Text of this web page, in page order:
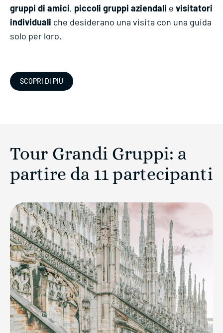
gruppi di amici, piccoli gruppi aziendali e visitatori
individuali che desiderano una visita con una guida
solo per loro.
SCOPRI DI PIÙ
Tour Grandi Gruppi: a
partire da 11 partecipanti